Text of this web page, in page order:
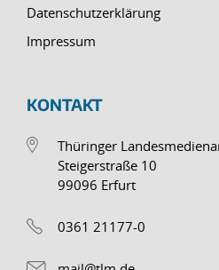
Datenschutzerklärung
Impressum
KONTAKT
Thüringer
Steigerstraße 10
99096 Erfurt
0361 21177-0